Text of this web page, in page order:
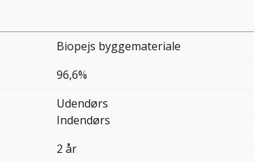
Biopejs byggemateriale
96,6%
Udendørs
Indendørs
2 år